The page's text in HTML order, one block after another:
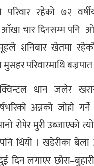
परिवार रहेको ७२
आँखा चार दिनसम्म
शनिबार खेतमा
मुसहर परिवारमाथि
धान जलेर
अन्नको जोहो
रोपेर मुरी उब्जाएको
थियो । खडेरीका बेला
दिन लगाएर